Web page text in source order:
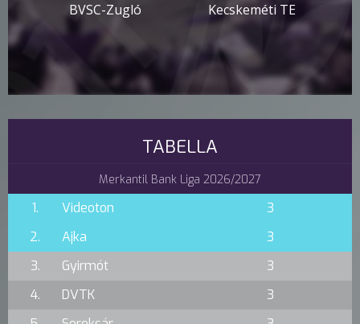
BVSC-Zugló Kecskeméti TE
TABELLA
Merkantil Bank Liga 2026/2027
1. Videoton
3
2.
Ajka
3
3.
Gyirmót
3
4.
DVTK
3